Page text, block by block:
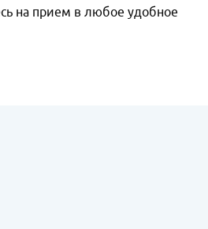
на прием в любое удобное